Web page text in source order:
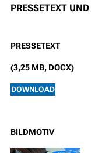
PRESSETEXT
PRESSETEXT
(3,25 MB, DOCX)
DOWNLOAD
BILDMOTIV